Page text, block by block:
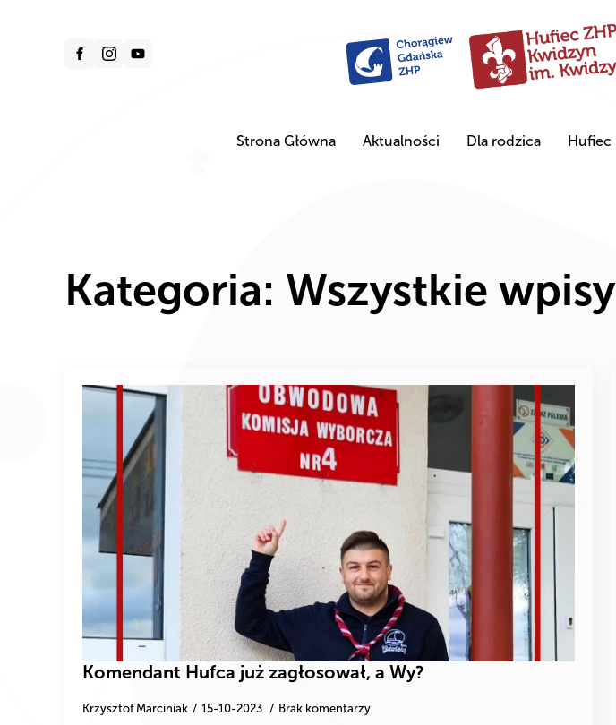
Strona Główna Aktualności Dla rodzica Hufiec
Kategoria: Wszystkie wpisy
Komendant Hufca już zagłosował, a Wy?
Krzysztof Marciniak 15-10-2023 Brak komentarzy